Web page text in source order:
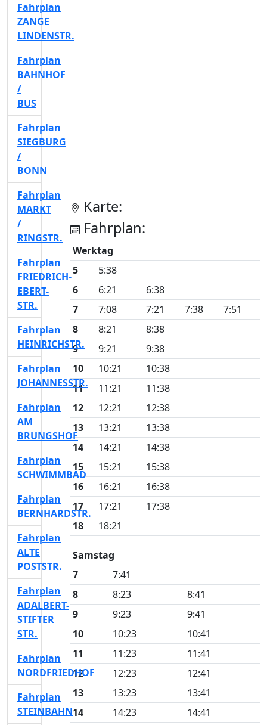
Karte:
Fahrplan:
Werktag
5
5:38
6
6:21
6:38
7
7:08 7:21 7:38
7:51
8
8:21
8:38
9
9:21
9:38
10
10:21
10:38
11
11:21
11:38
12
12:21
12:38
13
13:21
13:38
14
14:21
14:38
15
15:21
15:38
16
16:21
16:38
17
17:21
17:38
18
18:21
Samstag
7
7:41
8
8:23
8:41
9
9:23
9:41
10
10:23
10:41
11
11:23
11:41
12
12:23
12:41
13
13:23
13:41
14
14:23
14:41
Fahrplan
ZANGE
LINDENSTR.
Fahrplan
BAHNHOF
/
BUS
Fahrplan
SIEGBURG
/
BONN
Fahrplan
MARKT
/
RINGSTR.
Fahrplan
FRIEDRICH-
EBERT-
STR.
Fahrplan
HEINRICHSTR.
Fahrplan
JOHANNESSTR.
Fahrplan
AM
BRUNGSHOF
Fahrplan
SCHWIMMBAD
Fahrplan
BERNHARDSTR.
Fahrplan
ALTE
POSTSTR.
Fahrplan
ADALBERT-
STIFTER
STR.
Fahrplan
NORDFRIEDHOF
Fahrplan
STEINBAHN